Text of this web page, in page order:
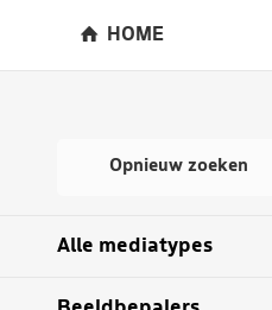
HOME
Opnieuw zoeken
Alle mediatypes